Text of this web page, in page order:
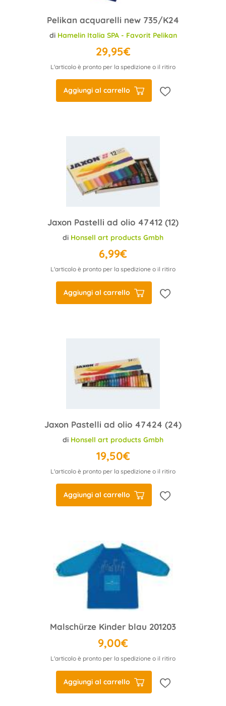
Pelikan acquarelli new 735/K24
di Hamelin Italia SPA - Favorit Pelikan
29,95€
L'articolo è pronto per la spedizione o il ritiro
Aggiungi al carrello
Jaxon Pastelli ad olio 47412 (12)
di Honsell art products Gmbh
6,99€
L'articolo è pronto per la spedizione o il ritiro
Aggiungi al carrello
Jaxon Pastelli ad olio 47424 (24)
di Honsell art products Gmbh
19,50€
L'articolo è pronto per la spedizione o il ritiro
Aggiungi al carrello
Malschürze Kinder blau 201203
9,00€
L'articolo è pronto per la spedizione o il ritiro
Aggiungi al carrello